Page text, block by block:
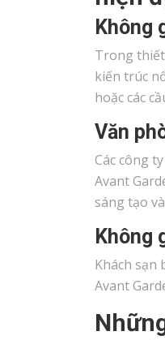
Không
Trong
kiến trúc
hoặc các
Văn
Các công
Avant
sáng tạo
Không
Khách sạn
Avant